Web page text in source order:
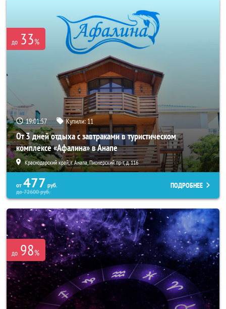
до 33%
19:01:53 Купили:11
От 3 дней отдыха с завтраками в туристическом
комплексе «Афалина» в Анапе
Краснодарский край, г. Анапа, Пионерский пр-т, д. 116
от 477 руб.
до72600руб.
ПОДРОБНЕЕ
до 98%